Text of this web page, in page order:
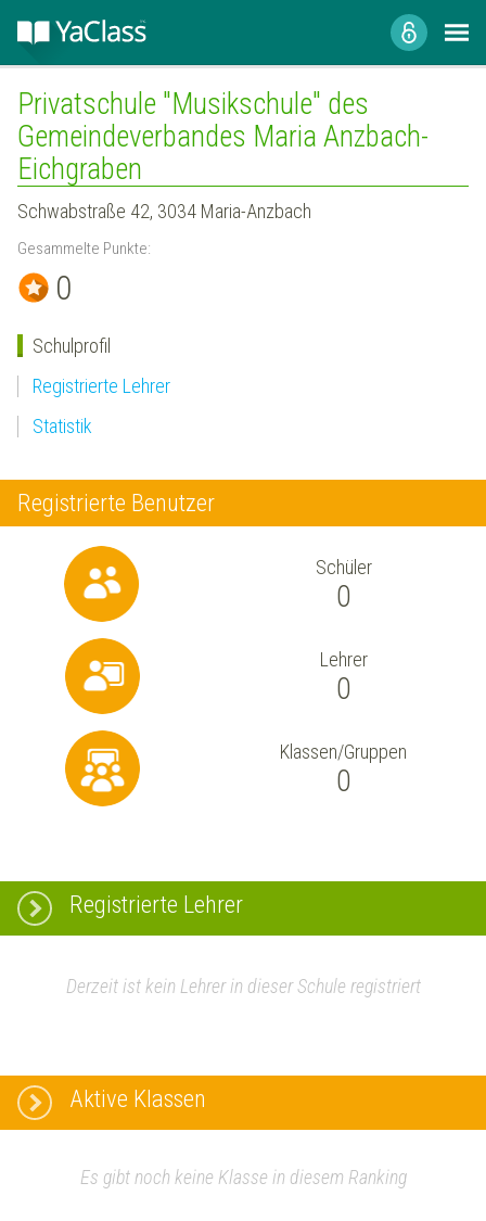
Privatschule "Musikschule" des
Gemeindeverbandes Maria Anzbach-
Eichgraben
Schwabstraße 42, 3034 Maria-Anzbach
Gesammelte Punkte:
0
Schulprofil
Registrierte Lehrer
Statistik
Registrierte Benutzer
Schüler
0
Lehrer
0
Klassen/Gruppen
0
Registrierte Lehrer
Derzeit ist kein Lehrer in dieser Schule registriert
Aktive Klassen
Es gibt noch keine Klasse in diesem Ranking